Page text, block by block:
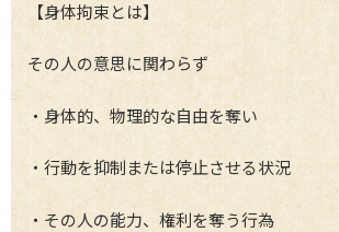
【身体拘束とは】
その人の意思に関わらず
・身体的、物理的な自由を奪い
・行動を抑制または停止させる状況
・その人の能力、権利を奪う行為